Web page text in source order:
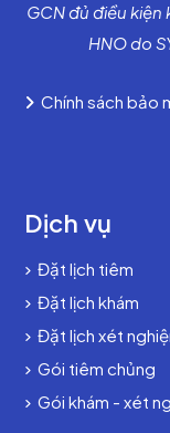
GCN đủ điều
HNO do
Chính sách bảo
Dịch vụ
Đặt lịch tiêm
Đặt lịch khám
Đặt lịch xét
Gói tiêm chủng
Gói khám - xét